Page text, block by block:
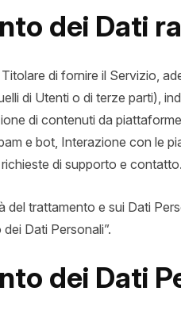
dei Dati
di fornire il Servizio,
di Utenti o di terze parti),
di contenuti da
e bot, Interazione con le
di supporto e contatto.
trattamento e sui Dati
Dati Personali”.
dei Dati